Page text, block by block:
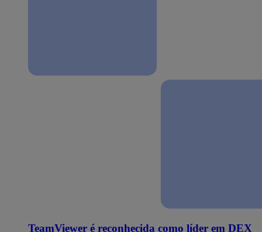
TeamViewer é reconhecida como líder em DEX